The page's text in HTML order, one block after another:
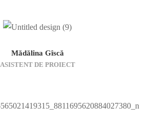
Mădălina Gîscă
ASISTENT DE PROIECT